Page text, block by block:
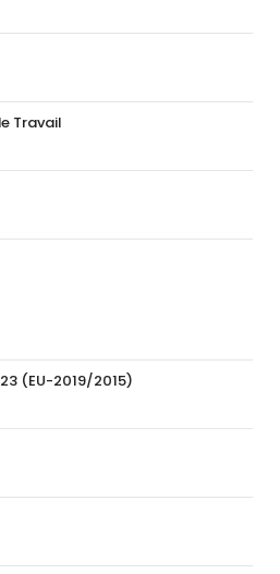
Travail
(EU-2019/2015)